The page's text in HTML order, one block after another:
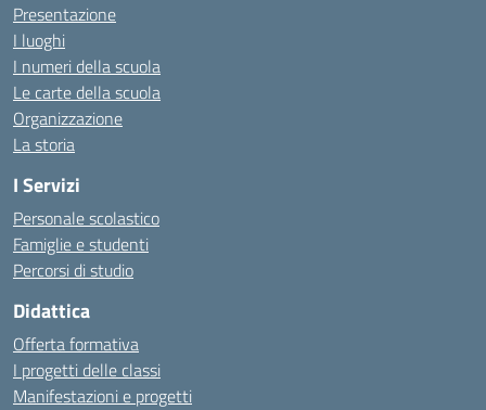
Presentazione
I luoghi
I numeri della scuola
Le carte della scuola
Organizzazione
La storia
I Servizi
Personale scolastico
Famiglie e studenti
Percorsi di studio
Didattica
Offerta formativa
I progetti delle classi
Manifestazioni e progetti